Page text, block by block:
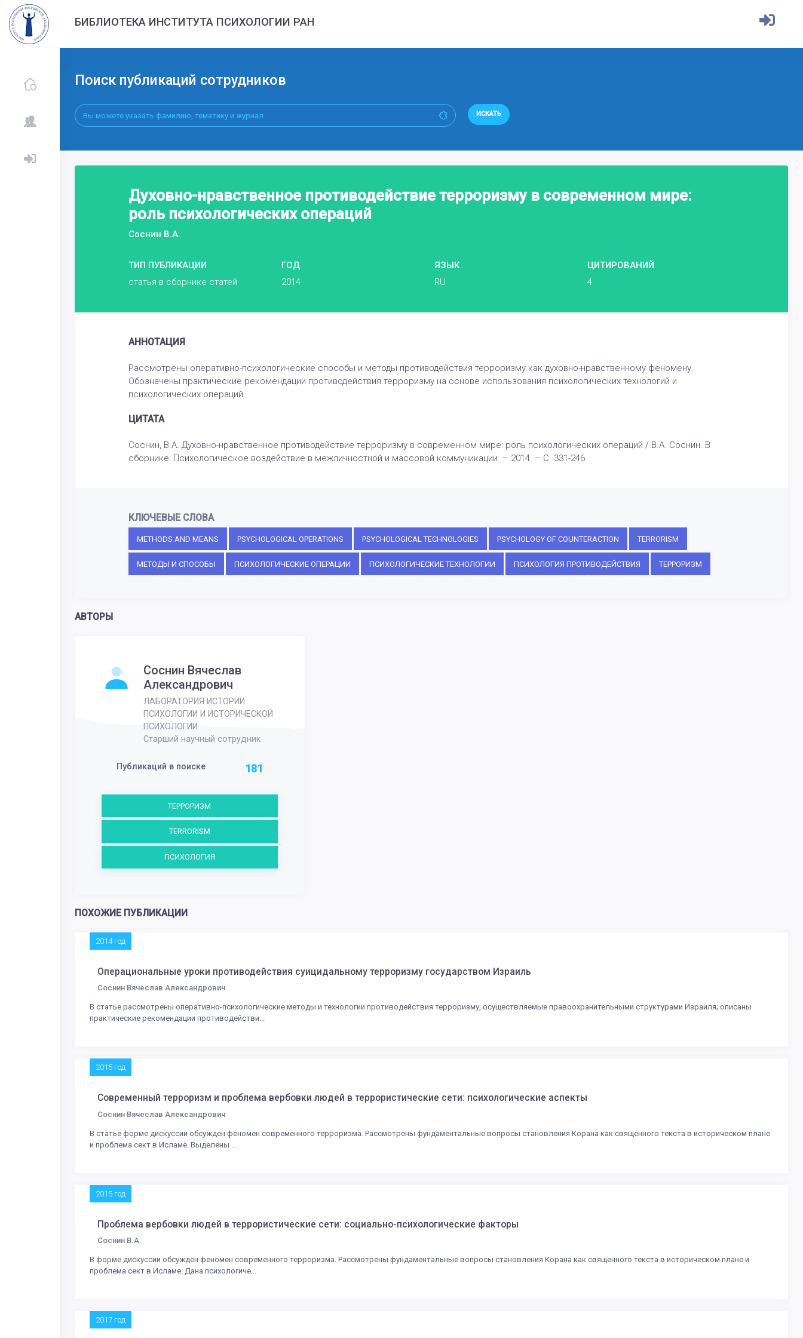
БИБЛИОТЕКА ИНСТИТУТА ПСИХОЛОГИИ РАН
Поиск публикаций сотрудников
ИСКАТЬ
Духовно-нравственное противодействие терроризму в современном мире:
роль психологических операций
Соснин В.А.
ТИП ПУБЛИКАЦИИ
статья в сборнике статей
ГОД
2014
ЯЗЫК
RU
ЦИТИРОВАНИЙ
4
АННОТАЦИЯ
Рассмотрены оперативно-психологические способы и методы противодействия терроризму как духовно-нравственному феномену.
Обозначены практические рекомендации противодействия терроризму на основе использования психологических технологий и
психологических операций.
ЦИТАТА
Соснин, В.А. Духовно-нравственное противодействие терроризму в современном мире: роль психологических операций / В.А. Соснин. В
сборнике: Психологическое воздействие в межличностной и массовой коммуникации. – 2014. – С. 331-246
КЛЮЧЕВЫЕ СЛОВА
METHODS AND MEANS PSYCHOLOGICAL OPERATIONS PSYCHOLOGICAL TECHNOLOGIES PSYCHOLOGY OF COUNTERACTION TERRORISM
МЕТОДЫ И СПОСОБЫ ПСИХОЛОГИЧЕСКИЕ ОПЕРАЦИИ ПСИХОЛОГИЧЕСКИЕ ТЕХНОЛОГИИ ПСИХОЛОГИЯ ПРОТИВОДЕЙСТВИЯ ТЕРРОРИЗМ
АВТОРЫ
Соснин Вячеслав
Александрович
ЛАБОРАТОРИЯ ИСТОРИИ
ПСИХОЛОГИИ И ИСТОРИЧЕСКОЙ
ПСИХОЛОГИИ
Старший научный сотрудник
Публикаций в поиске 181
ТЕРРОРИЗМ
TERRORISM
ПСИХОЛОГИЯ
ПОХОЖИЕ ПУБЛИКАЦИИ
2014 год
Операциональные уроки противодействия суицидальному терроризму государством Израиль
Соснин Вячеслав Александрович
В статье рассмотрены оперативно-психологические методы и технологии противодействия терроризму, осуществляемые правоохранительными структурами Израиля; описаны
практические рекомендации противодействи...
2015 год
Современный терроризм и проблема вербовки людей в террористические сети: психологические аспекты
Соснин Вячеслав Александрович
В статье форме дискуссии обсужден феномен современного терроризма. Рассмотрены фундаментальные вопросы становления Корана как священного текста в историческом плане
и проблема сект в Исламе. Выделены ...
2015 год
Проблема вербовки людей в террористические сети: социально-психологические факторы
Соснин В.А.
В форме дискуссии обсужден феномен современного терроризма. Рассмотрены фундаментальные вопросы становления Корана как священного текста в историческом плане и
проблема сект в Исламе. Дана психологиче...
2017 год